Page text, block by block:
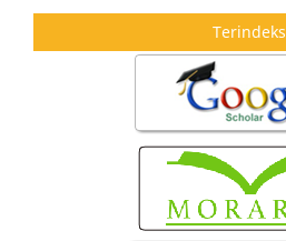
Terindeks